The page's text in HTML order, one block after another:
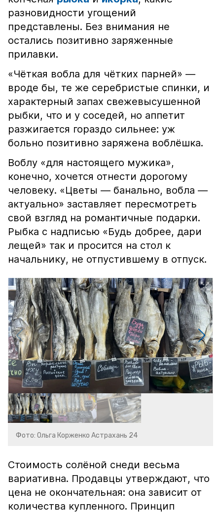
разновидности угощений
представлены. Без внимания не
остались позитивно заряженные
прилавки.
«Чёткая вобла для чётких парней» —
вроде бы, те же серебристые спинки, и
характерный запах свежевысушенной
рыбки, что и у соседей, но аппетит
разжигается гораздо сильнее: уж
больно позитивно заряжена воблёшка.
Воблу «для настоящего мужика»,
конечно, хочется отнести дорогому
человеку. «Цветы — банально, вобла —
актуально» заставляет пересмотреть
свой взгляд на романтичные подарки.
Рыбка с надписью «Будь добрее, дари
лещей» так и просится на стол к
начальнику, не отпустившему в отпуск.
Фото: Ольга Корженко Астрахань 24
Стоимость солёной снеди весьма
вариативна. Продавцы утверждают, что
цена не окончательная: она зависит от
количества купленного. Принцип